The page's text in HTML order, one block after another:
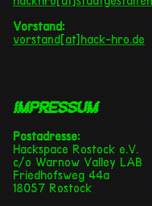
Vorstand:
vorstand[at]hack-hro.de
Impressum
Postadresse:
Hackspace Rostock e.V.
c/o Warnow Valley LAB
Friedhofsweg 44a
18057 Rostock